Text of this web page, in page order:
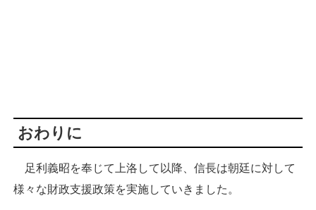
おわりに
足利義昭を奉じて上洛して以降、信長は朝廷に対して
様々な財政支援政策を実施していきました。